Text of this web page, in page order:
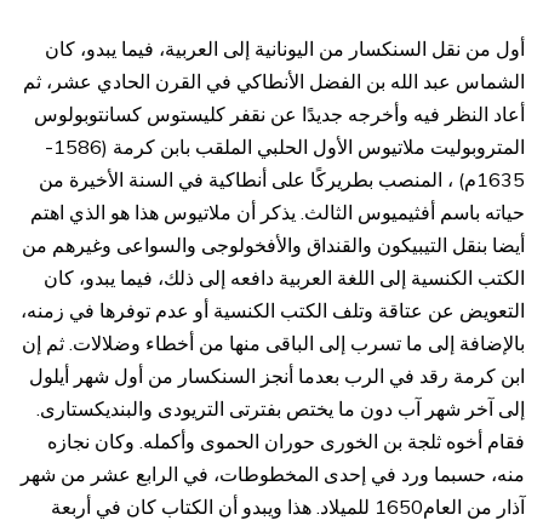
أول من نقل السنكسار من اليونانية إلى العربية، فيما يبدو، كان
الشماس عبد الله بن الفضل الأنطاكي في القرن الحادي عشر، ثم
أعاد النظر فيه وأخرجه جديدًا عن نقفر كليستوس كسانتوبولوس
المتروبوليت ملاتيوس الأول الحلبي الملقب بابن كرمة (1586-
1635م) ، المنصب بطريركًا على أنطاكية في السنة الأخيرة من
حياته باسم أفثيميوس الثالث. يذكر أن ملاتيوس هذا هو الذي اهتم
أيضا بنقل التيبيكون والقنداق والأفخولوجى والسواعى وغيرهم من
الكتب الكنسية إلى اللغة العربية دافعه إلى ذلك، فيما يبدو، كان
التعويض عن عتاقة وتلف الكتب الكنسية أو عدم توفرها في زمنه،
بالإضافة إلى ما تسرب إلى الباقى منها من أخطاء وضلالات. ثم إن
ابن كرمة رقد في الرب بعدما أنجز السنكسار من أول شهر أيلول
إلى آخر شهر آب دون ما يختص بفترتى التريودى والبنديكستارى.
فقام أخوه ثلجة بن الخورى حوران الحموى وأكمله. وكان نجازه
منه، حسبما ورد في إحدى المخطوطات، في الرابع عشر من شهر
آذار من العام1650 للميلاد. هذا ويبدو أن الكتاب كان في أربعة